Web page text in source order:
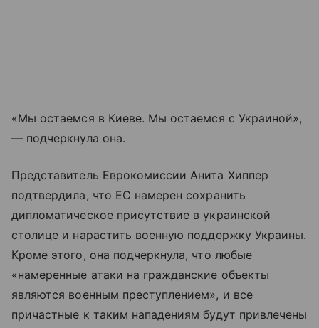
«Мы остаемся в Киеве. Мы остаемся с Украиной»,
— подчеркнула она.
Представитель Еврокомиссии Анита Хиппер
подтвердила, что ЕС намерен сохранить
дипломатическое присутствие в украинской
столице и нарастить военную поддержку Украины.
Кроме этого, она подчеркнула, что любые
«намеренные атаки на гражданские объекты
являются военным преступлением», и все
причастные к таким нападениям будут привлечены